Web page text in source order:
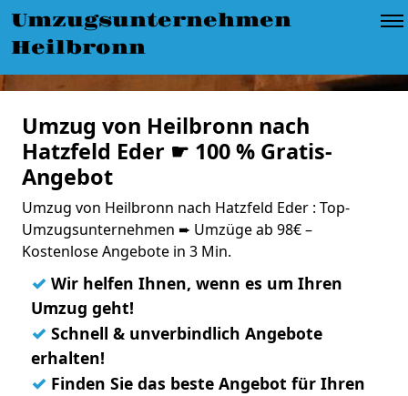
Umzugsunternehmen
Heilbronn
Umzug von Heilbronn nach
Hatzfeld Eder ☛ 100 % Gratis-
Angebot
Umzug von Heilbronn nach Hatzfeld Eder : Top-
Umzugsunternehmen ➨ Umzüge ab 98€ –
Kostenlose Angebote in 3 Min.
✓ Wir helfen Ihnen, wenn es um Ihren
Umzug geht!
✓ Schnell & unverbindlich Angebote
erhalten!
✓ Finden Sie das beste Angebot für Ihren